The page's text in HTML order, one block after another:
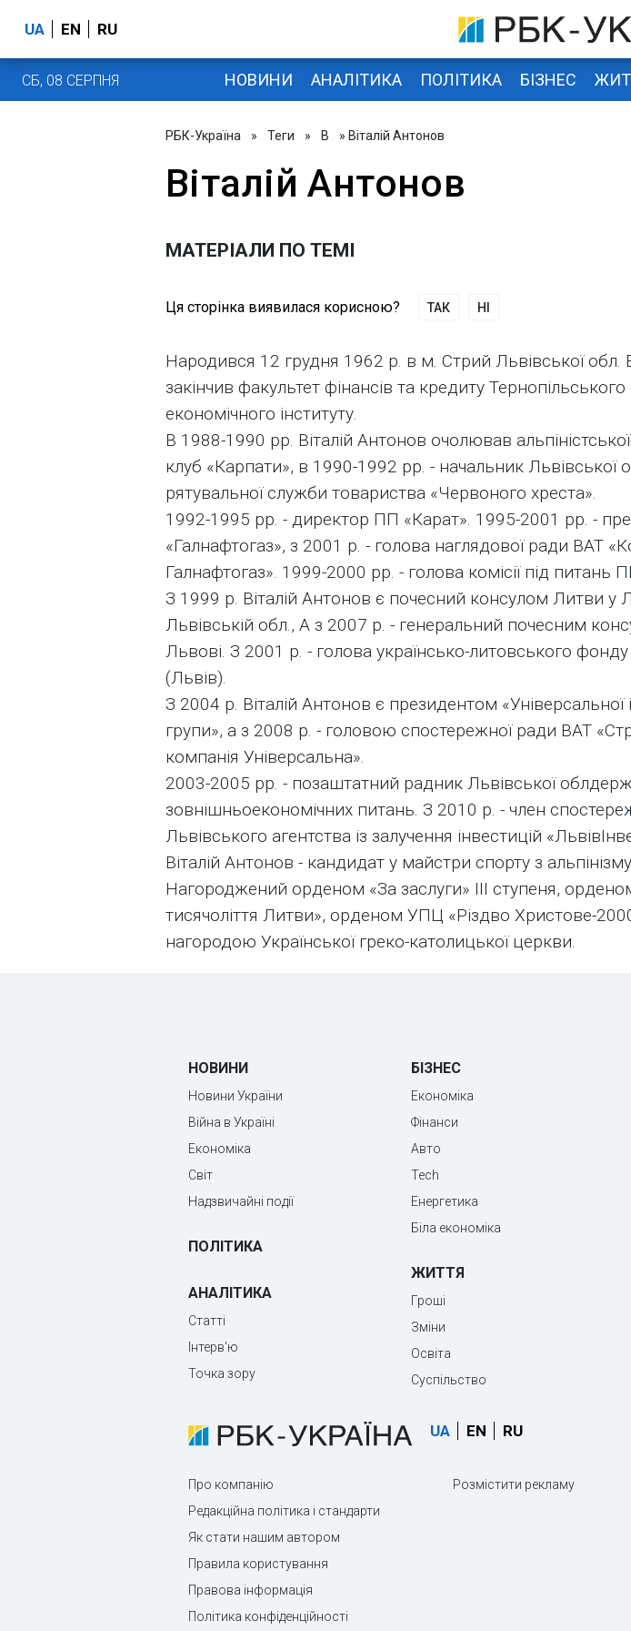
UA EN RU
СБ, 08 СЕРПНЯ НОВИНИ АНАЛІТИКА ПОЛІТИКА БІЗНЕС
РБК-Україна » Теги » В » Віталій Антонов
Віталій Антонов
МАТЕРІАЛИ ПО ТЕМІ
Ця сторінка виявилася корисною? ТАК НІ
Народився 12 грудня 1962 р. в м. Стрий Львівської обл.
закінчив факультет фінансів та кредиту
економічного інституту.
В 1988-1990 рр. Віталій Антонов очолював
клуб «Карпати», в 1990-1992 рр. - начальник Львівської
рятувальної служби товариства «Червоного хреста».
1992-1995 рр. - директор ПП «Карат». 1995-2001 рр. -
«Галнафтогаз», з 2001 р. - голова наглядової ради ВАТ
Галнафтогаз». 1999-2000 рр. - голова комісії під питань
З 1999 р. Віталій Антонов є почесний консулом Литви у
Львівській обл., А з 2007 р. - генеральний почесним
Львові. З 2001 р. - голова українсько-литовського
(Львів).
З 2004 р. Віталій Антонов є президентом «Універсальної
групи», а з 2008 р. - головою спостережної ради ВАТ
компанія Універсальна».
2003-2005 рр. - позаштатний радник Львівської
зовнішньоекономічних питань. З 2010 р. - член
Львівського агентства із залучення інвестицій
Віталій Антонов - кандидат у майстри спорту з альпінізму
Нагороджений орденом «За заслуги» III ступеня,
тисячоліття Литви», орденом УПЦ «Різдво Христове-
нагородою Української греко-католицької церкви.
НОВИНИ
Новини України
Війна в Україні
Економіка
Світ
Надзвичайні події
ПОЛІТИКА
АНАЛІТИКА
Статті
Інтерв'ю
Точка зору
БІЗНЕС
Економіка
Фінанси
Авто
Tech
Енергетика
Біла економіка
ЖИТТЯ
Гроші
Зміни
Освіта
Суспільство
UA EN RU
Про компанію
Редакційна політика і стандарти
Як стати нашим автором
Правила користування
Правова інформація
Політика конфіденційності
Розмістити рекламу